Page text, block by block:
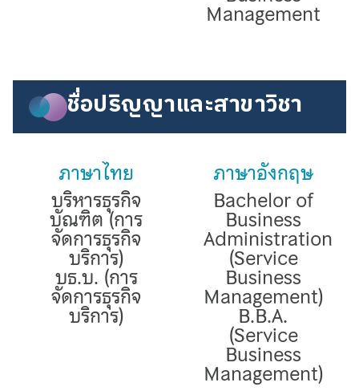
Management
ชื่อปริญญาและสาขาวิชา
ภาษาไทย
บริหารธุรกิจ
บัณฑิต (การ
จัดการธุรกิจ
บริการ)
บธ.บ. (การ
จัดการธุรกิจ
บริการ)
ภาษาอังกฤษ
Bachelor of
Business
Administration
(Service
Business
Management)
B.B.A.
(Service
Business
Management)